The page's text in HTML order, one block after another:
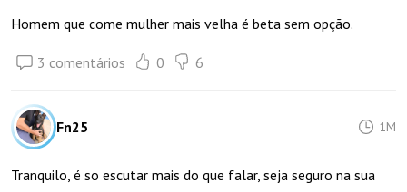
Homem que come mulher mais velha é beta sem opção.
3 comentários 0 6
Fn25 1M
Tranquilo, é so escutar mais do que falar, seja seguro na sua